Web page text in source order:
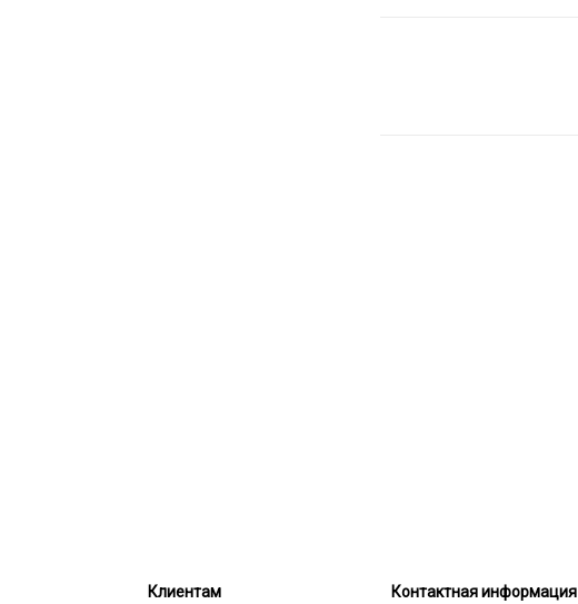
Клиентам Контактная информация